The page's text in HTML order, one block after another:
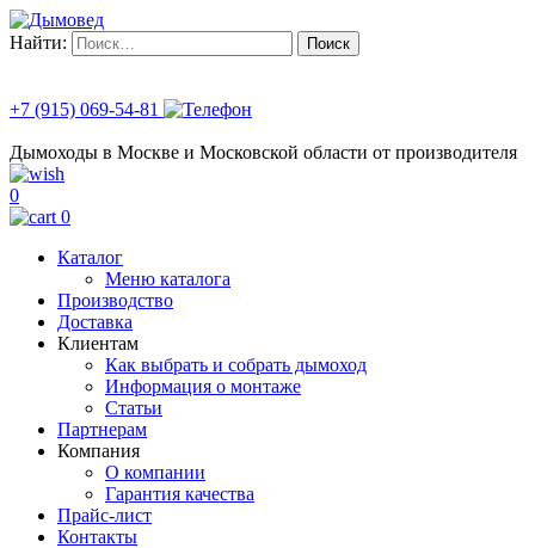
Найти:
+7 (915) 069-54-81
Дымоходы в Москве и Московской области от производителя
0
0
Каталог
Меню каталога
Производство
Доставка
Клиентам
Как выбрать и собрать дымоход
Информация о монтаже
Статьи
Партнерам
Компания
О компании
Гарантия качества
Прайс-лист
Контакты